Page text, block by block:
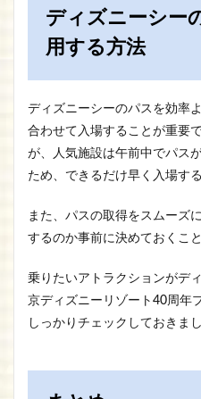
ディズニーシー
用する方法
ディズニーシーのパスを効率
合わせて入場することが重要
が、人気施設は午前中でパス
ため、できるだけ早く入場す
また、パスの取得をスムーズ
するのか事前に決めておくこ
乗りたいアトラクションがデ
京ディズニーリゾート40周年
しっかりチェックしておきまし